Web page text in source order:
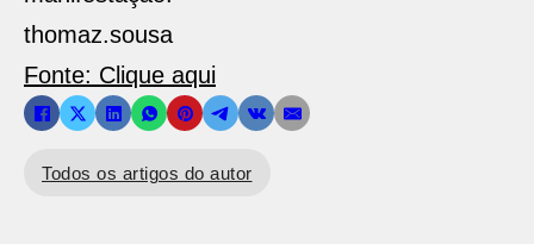
thomaz.sousa
Fonte: Clique aqui
Todos os artigos do autor